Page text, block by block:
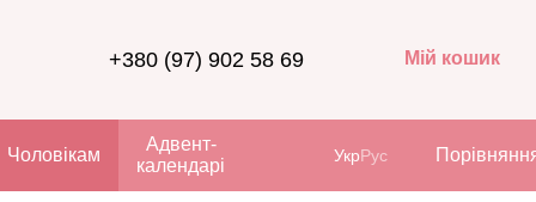
+380 (97) 902 58 69 Мій кошик
Чоловікам
Адвент-
календарі
УкрРус